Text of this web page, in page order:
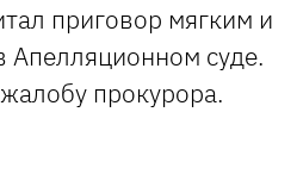
приговор мягким и
Апелляционном суде.
прокурора.